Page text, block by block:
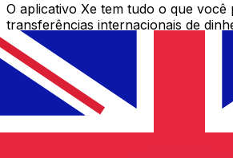
O aplicativo Xe tem tudo o que você
transferências internacionais de
gerenciamento de moedas.
alertas de taxas de câmbio e
exterior sem taxas ocultas. Baixe